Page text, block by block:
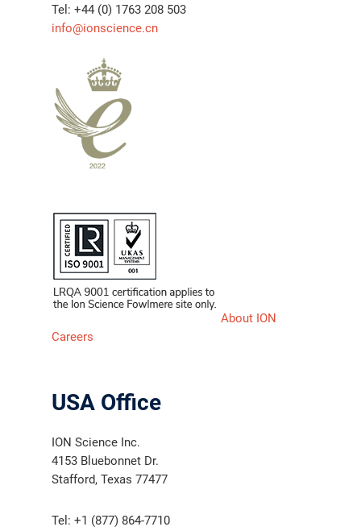
Tel: +44 (0) 1763 208 503
info@ionscience.cn
About ION
Careers
USA Office
ION Science Inc.
4153 Bluebonnet Dr.
Stafford, Texas 77477
Tel: +1 (877) 864-7710